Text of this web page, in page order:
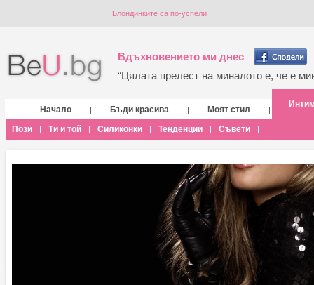
Блондинките са по-успели
Вдъхновението ми днес
“Цялата прелест на миналото е, че е
Начало | Бъди красива | Моят стил |
Пози | Ти и той | Силиконки | Тенденции | Съвети |